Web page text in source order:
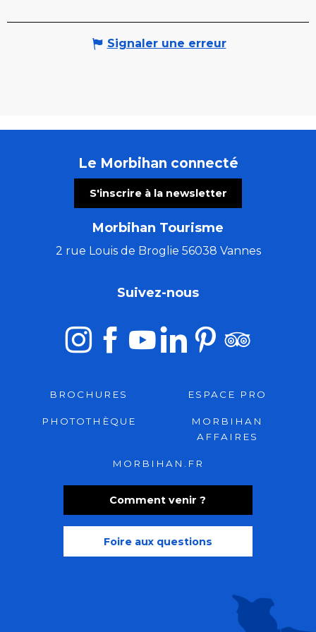
Signaler une erreur
Le Morbihan connecté
S'inscrire à la newsletter
Morbihan Tourisme
2 rue Louis de Broglie 56038 Vannes
Comment venir ?
Foire aux questions
Suivez-nous
BROCHURES ESPACE PRO
PHOTOTHÈQUE
MORBIHAN
AFFAIRES
MORBIHAN.FR